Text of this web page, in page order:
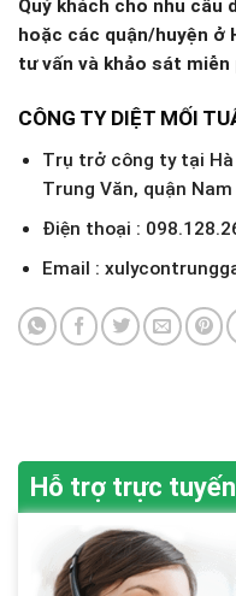
Quý khách cho nhu cầu
hoặc các quận/huyện ở
tư vấn và khảo sát miễn
CÔNG TY DIỆT MỐI
Trụ trở công ty tại Hà
Trung Văn, quận
Điện thoại :
Email :
Hỗ trợ trực tuyến